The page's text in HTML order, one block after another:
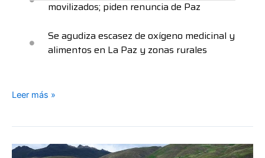
movilizados; piden renuncia de Paz
Se agudiza escasez de oxígeno medicinal y
alimentos en La Paz y zonas rurales
Leer más »
Caudal